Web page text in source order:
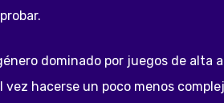
dominado por juegos de alta
vez hacerse un poco menos